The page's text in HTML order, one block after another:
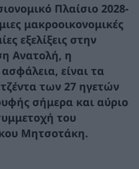
Πλαίσιο 2028-
μακροοικονομικές
εξελίξεις στην
Ανατολή, η
είναι τα
των 27 ηγετών
σήμερα και αύριο
του
Μητσοτάκη.